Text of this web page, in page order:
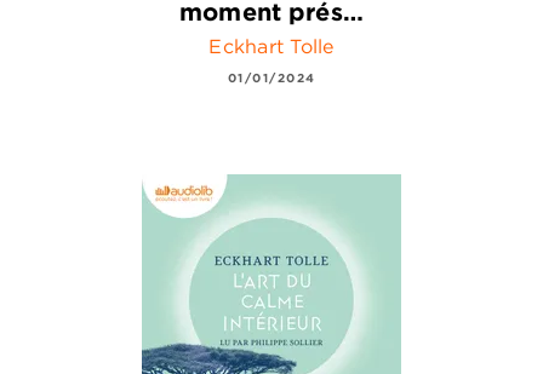
moment prés…
Eckhart Tolle
01/01/2024